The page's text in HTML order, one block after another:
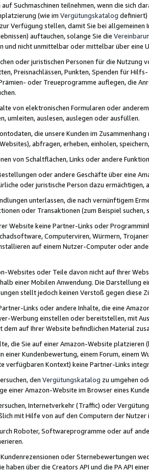
Suchmaschinen teilnehmen, wenn die sich
(wie im Vergütungskatalog definiert)
Verfügung stellen, damit Sie bei
auftauchen, solange Sie die
und nicht unmittelbar oder mittelbar über eine
oder juristischen Personen für die Nutzung
Preisnachlässen, Punkten, Spenden für
oder Treueprogramme auflegen, die
von elektronischen Formularen oder
umleiten, auslesen, auslegen oder ausfüllen.
die unsere Kunden im
abfragen, erheben, einholen,
von Schaltflächen, Links oder andere
oder andere Geschäfte über eine
oder juristische Person dazu
unterlassen, die nach vernünftigem
oder Transaktionen (zum Beispiel
Website keine Partner-Links oder
Computerviren, Würmern,
auf einem Nutzer-Computer oder
Websites oder Teile davon nicht auf Ihrer
einer Mobilen Anwendung. Die Darstellung
stellt jedoch keinen Verstoß gegen diese
Links oder andere Inhalte, die eine
Werbung einstellen oder bereitstellen, mit
dem auf Ihrer Website befindlichen Material
die Sie auf einer Amazon-Website
einer Kundenbewertung, einem Forum, einem
verfügbaren Kontext) keine Partner-Links
den Vergütungskatalog zu umgehen
einer Amazon-Website im Browser eines
Internetverkehr (Traffic) oder
mit Hilfe von auf den Computern der
Roboter, Softwareprogramme oder auf
oder Sternebewertungen
haben über die Creators API und die PA API